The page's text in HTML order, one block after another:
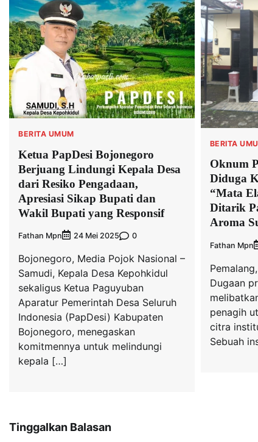
BERITA UMUM
Ketua PapDesi Bojonegoro
Berjuang Lindungi Kepala Desa
dari Resiko Pengadaan,
Apresiasi Sikap Bupati dan
Wakil Bupati yang Responsif
Fathan Mpn 24 Mei 2025 0
Bojonegoro, Media Pojok Nasional –
Samudi, Kepala Desa Kepohkidul
sekaligus Ketua Paguyuban
Aparatur Pemerintah Desa Seluruh
Indonesia (PapDesi) Kabupaten
Bojonegoro, menegaskan
komitmennya untuk melindungi
kepala […]
BERITA
Oknum
Diduga
“Mata
Ditarik
Aroma
Fathan Mpn
Dugaan
penagih
citra
Sebuah
Tinggalkan Balasan